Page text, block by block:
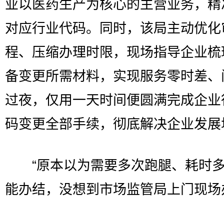
业以医药生产为核心的主营业务，
对应行业代码。同时，该局主动优
程、压缩办理时限，现场指导企业
备变更所需材料，实现服务零时差
过夜，仅用一天时间便圆满完成企
码变更全部手续，彻底解决企业发
“原本以为需要多次跑腿、耗时
能办结，没想到市场监管局上门现